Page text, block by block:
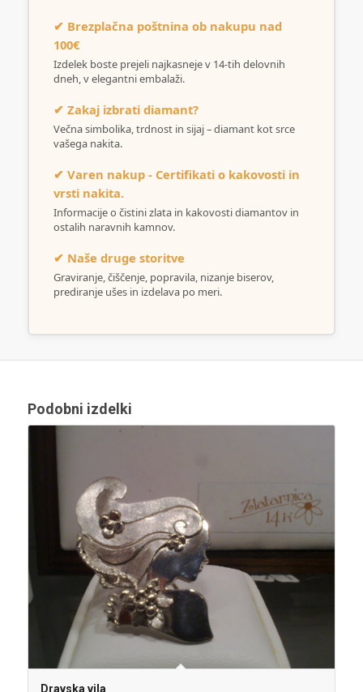
✔ Brezplačna poštnina ob nakupu nad
100€
Izdelek boste prejeli najkasneje v 14-tih delovnih
dneh, v elegantni embalaži.
✔ Zakaj izbrati diamant?
Večna simbolika, trdnost in sijaj – diamant kot srce
vašega nakita.
✔ Varen nakup - Certifikati o kakovosti in
vrsti nakita.
Informacije o čistini zlata in kakovosti diamantov in
ostalih naravnih kamnov.
✔ Naše druge storitve
Graviranje, čiščenje, popravila, nizanje biserov,
prediranje ušes in izdelava po meri.
Podobni izdelki
Dravska vila